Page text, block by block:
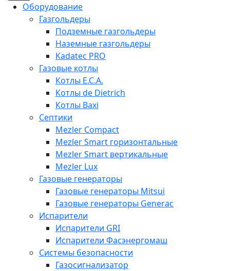
Оборудование
Газгольдеры
Подземные газгольдеры
Наземные газгольдеры
Kadatec PRO
Газовые котлы
Котлы E.C.A.
Котлы de Dietrich
Котлы Baxi
Септики
Mezler Compact
Mezler Smart горизонтальные
Mezler Smart вертикальные
Mezler Lux
Газовые генераторы
Газовые генераторы Mitsui
Газовые генераторы Generac
Испарители
Испарители GRI
Испарители Фасэнергомаш
Системы безопасности
Газосигнализатор